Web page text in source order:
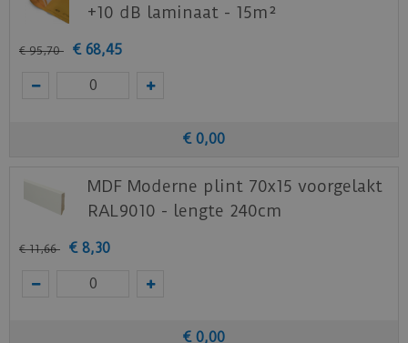
+10 dB laminaat - 15m²
€ 95,70 € 68,45
€ 0,00
MDF Moderne plint 70x15 voorgelakt
RAL9010 - lengte 240cm
€ 11,66 € 8,30
€ 0,00